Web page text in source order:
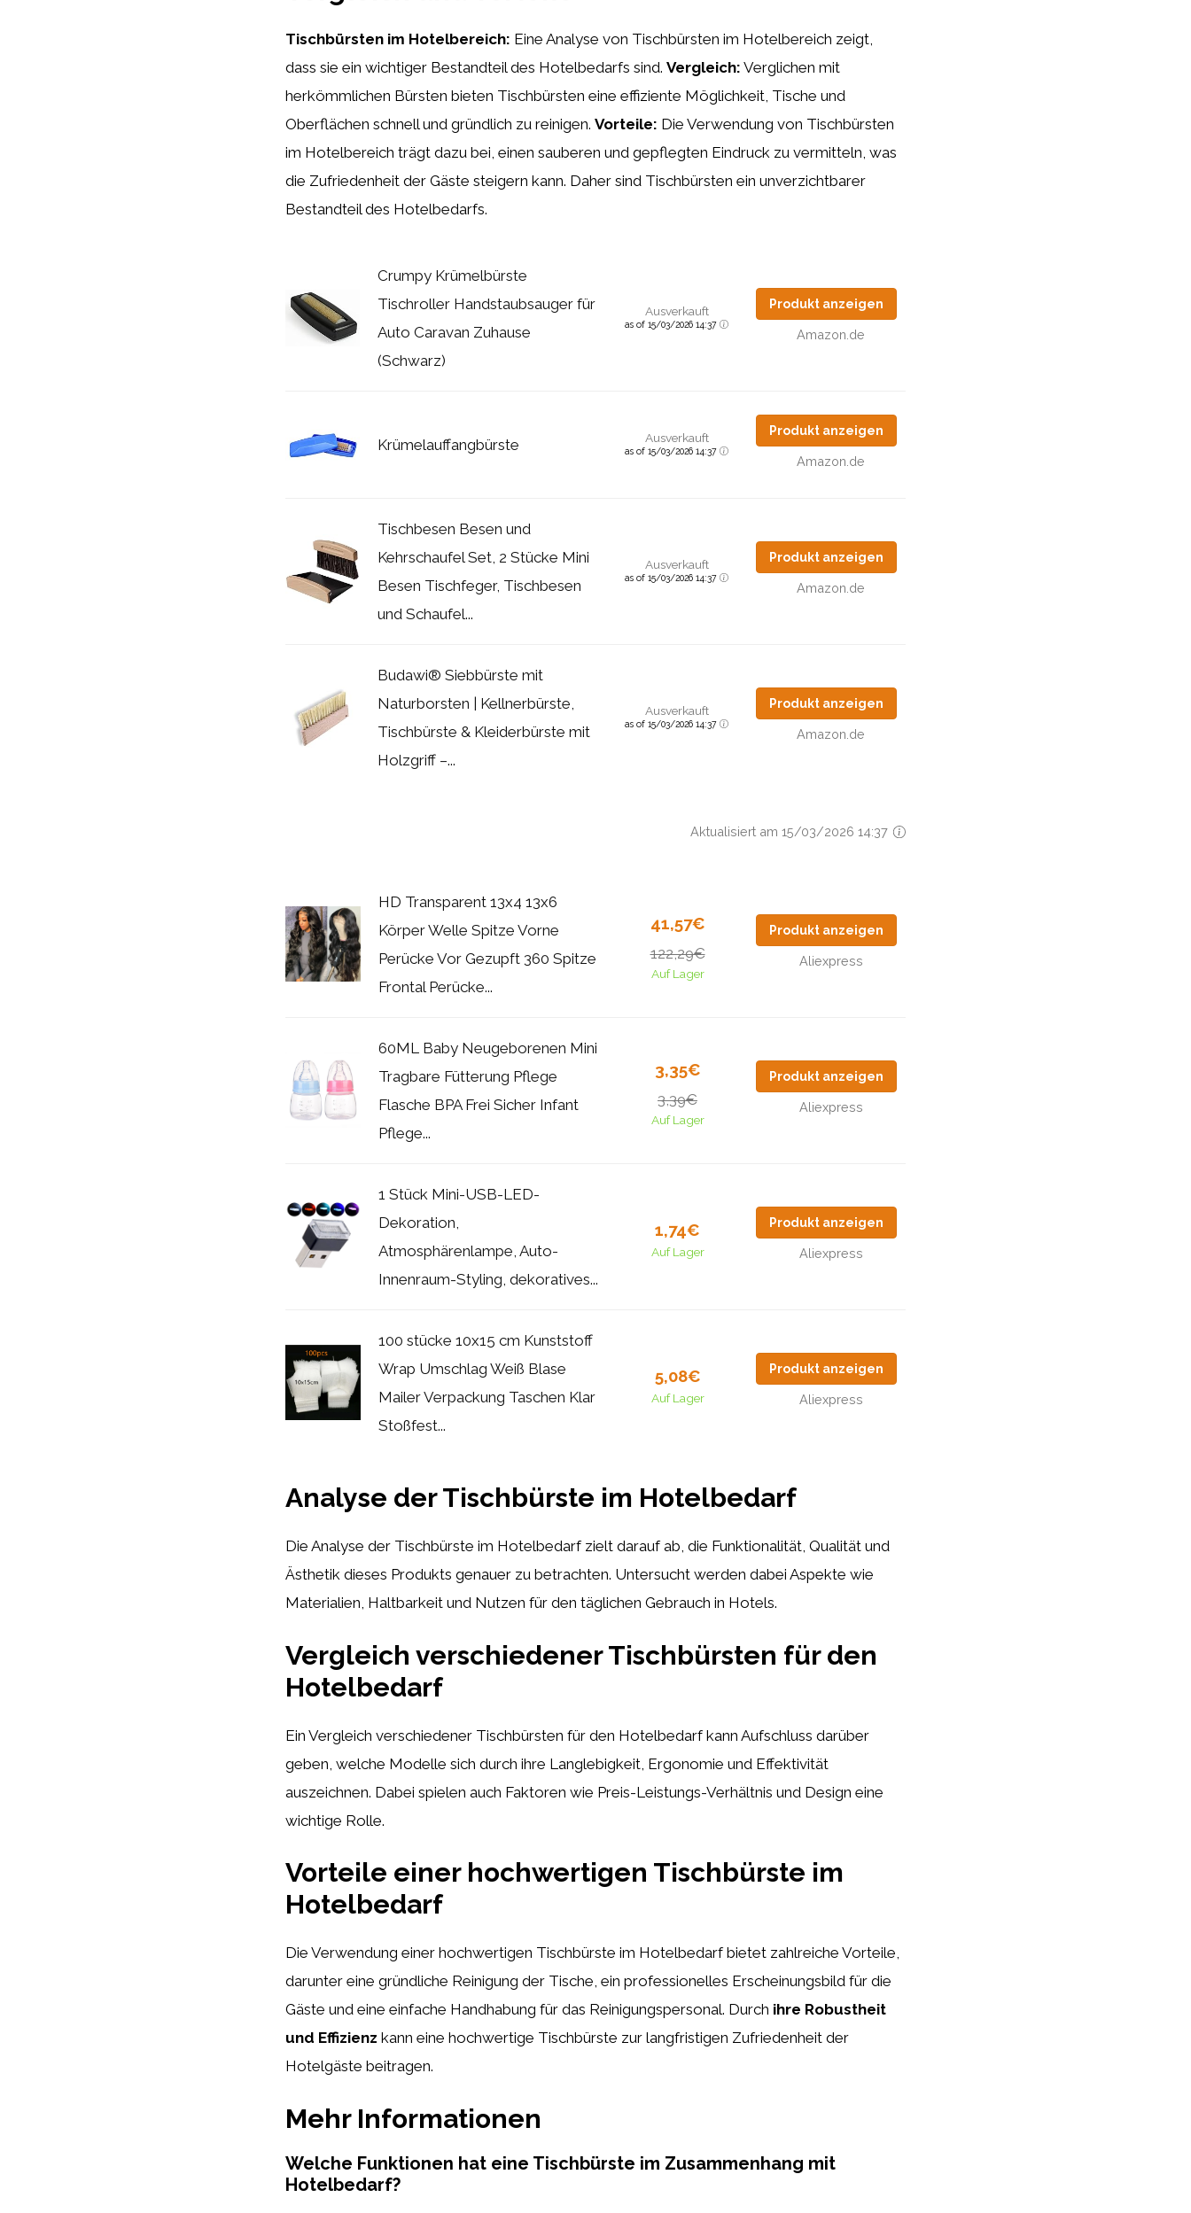
Tischbürsten im Hotelbereich: Eine Analyse von Tischbürsten im Hotelbereich zeigt,
dass sie ein wichtiger Bestandteil des Hotelbedarfs sind. Vergleich: Verglichen mit
herkömmlichen Bürsten bieten Tischbürsten eine effiziente Möglichkeit, Tische und
Oberflächen schnell und gründlich zu reinigen. Vorteile: Die Verwendung von Tischbürsten
im Hotelbereich trägt dazu bei, einen sauberen und gepflegten Eindruck zu vermitteln, was
die Zufriedenheit der Gäste steigern kann. Daher sind Tischbürsten ein unverzichtbarer
Bestandteil des Hotelbedarfs.
Crumpy Krümelbürste
Tischroller Handstaubsauger für
Auto Caravan Zuhause
(Schwarz)
Ausverkauft
as of 15/03/2026 14:37
Produkt anzeigen
Amazon.de
Krümelauffangbürste Ausverkauft
as of 15/03/2026 14:37
Produkt anzeigen
Amazon.de
Tischbesen Besen und
Kehrschaufel Set, 2 Stücke Mini
Besen Tischfeger, Tischbesen
und Schaufel...
Ausverkauft
as of 15/03/2026 14:37
Produkt anzeigen
Amazon.de
Budawi® Siebbürste mit
Naturborsten | Kellnerbürste,
Tischbürste & Kleiderbürste mit
Holzgriff –...
Ausverkauft
as of 15/03/2026 14:37
Produkt anzeigen
Amazon.de
Aktualisiert am 15/03/2026 14:37
HD Transparent 13x4 13x6
Körper Welle Spitze Vorne
Perücke Vor Gezupft 360 Spitze
Frontal Perücke...
41,57€
122,29€
Auf Lager
Produkt anzeigen
Aliexpress
60ML Baby Neugeborenen Mini
Tragbare Fütterung Pflege
Flasche BPA Frei Sicher Infant
Pflege...
3,35€
3,39€
Auf Lager
Produkt anzeigen
Aliexpress
1 Stück Mini-USB-LED-
Dekoration,
Atmosphärenlampe, Auto-
Innenraum-Styling, dekoratives...
1,74€
Auf Lager
Produkt anzeigen
Aliexpress
100 stücke 10x15 cm Kunststoff
Wrap Umschlag Weiß Blase
Mailer Verpackung Taschen Klar
Stoßfest...
5,08€
Auf Lager
Produkt anzeigen
Aliexpress
Analyse der Tischbürste im Hotelbedarf
Die Analyse der Tischbürste im Hotelbedarf zielt darauf ab, die Funktionalität, Qualität und
Ästhetik dieses Produkts genauer zu betrachten. Untersucht werden dabei Aspekte wie
Materialien, Haltbarkeit und Nutzen für den täglichen Gebrauch in Hotels.
Vergleich verschiedener Tischbürsten für den
Hotelbedarf
Ein Vergleich verschiedener Tischbürsten für den Hotelbedarf kann Aufschluss darüber
geben, welche Modelle sich durch ihre Langlebigkeit, Ergonomie und Effektivität
auszeichnen. Dabei spielen auch Faktoren wie Preis-Leistungs-Verhältnis und Design eine
wichtige Rolle.
Vorteile einer hochwertigen Tischbürste im
Hotelbedarf
Die Verwendung einer hochwertigen Tischbürste im Hotelbedarf bietet zahlreiche Vorteile,
darunter eine gründliche Reinigung der Tische, ein professionelles Erscheinungsbild für die
Gäste und eine einfache Handhabung für das Reinigungspersonal. Durch ihre Robustheit
und Effizienz kann eine hochwertige Tischbürste zur langfristigen Zufriedenheit der
Hotelgäste beitragen.
Mehr Informationen
Welche Funktionen hat eine Tischbürste im Zusammenhang mit
Hotelbedarf?